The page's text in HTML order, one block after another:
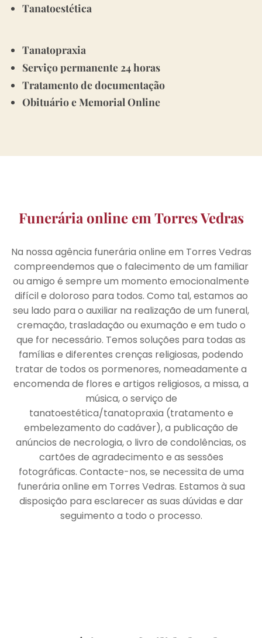
Tanatoestética
Tanatopraxia
Serviço permanente 24 horas
Tratamento de documentação
Obituário e Memorial Online
Funerária online em Torres Vedras
Na nossa agência funerária online em Torres Vedras
compreendemos que o falecimento de um familiar
ou amigo é sempre um momento emocionalmente
difícil e doloroso para todos. Como tal, estamos ao
seu lado para o auxiliar na realização de um funeral,
cremação, trasladação ou exumação e em tudo o
que for necessário. Temos soluções para todas as
famílias e diferentes crenças religiosas, podendo
tratar de todos os pormenores, nomeadamente a
encomenda de flores e artigos religiosos, a missa, a
música, o serviço de
tanatoestética/tanatopraxia (tratamento e
embelezamento do cadáver), a publicação de
anúncios de necrologia, o livro de condolências, os
cartões de agradecimento e as sessões
fotográficas. Contacte-nos, se necessita de uma
funerária online em Torres Vedras. Estamos à sua
disposição para esclarecer as suas dúvidas e dar
seguimento a todo o processo.